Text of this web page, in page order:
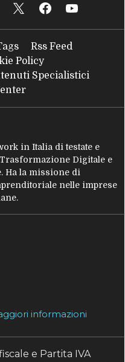
Rss Feed
Policy
Specialistici
in Italia di testate e
Digitale e
Ha la missione di
nelle imprese
informazioni
e Partita IVA